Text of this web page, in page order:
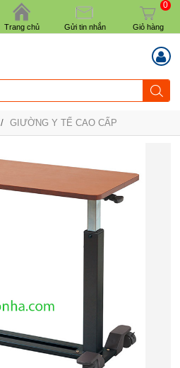
Trang chủ Gửi tin nhắn
0
Giỏ hàng
/ GIƯỜNG Y TẾ CAO CẤP